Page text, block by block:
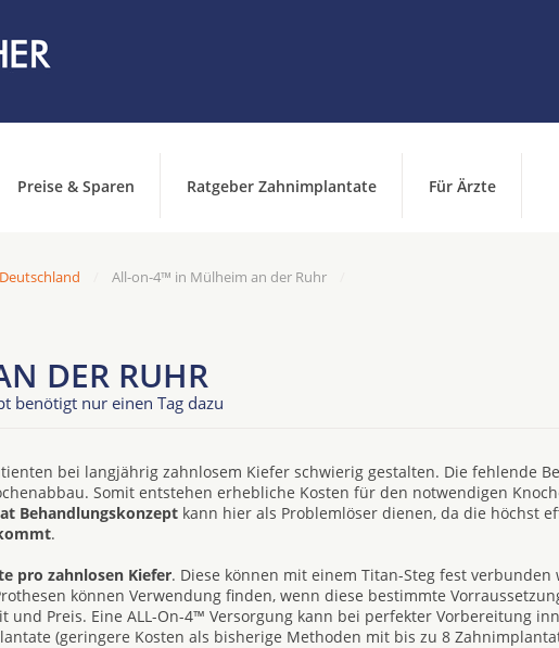
Preise & Sparen Ratgeber Zahnimplantate Für Ärzte
All-on-4™ in Mülheim an der Ruhr
DER RUHR
benötigt nur einen Tag dazu
bei langjährig zahnlosem Kiefer schwierig gestalten. Die fehlende
Somit entstehen erhebliche Kosten für den notwendigen
Behandlungskonzept kann hier als Problemlöser dienen, da die höchst
.
pro zahnlosen Kiefer. Diese können mit einem Titan-Steg fest verbunden
können Verwendung finden, wenn diese bestimmte
Preis. Eine ALL-On-4™ Versorgung kann bei perfekter Vorbereitung
(geringere Kosten als bisherige Methoden mit bis zu 8